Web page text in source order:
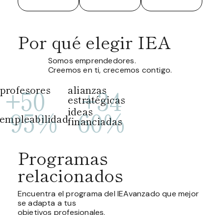
Por qué elegir IEA
Somos emprendedores.
Creemos en ti, crecemos contigo.
profesores
+50 alianzas
estratégicas
+34
empleabilidad
95% ideas
financiadas
60%
Programas
relacionados
Encuentra el programa del IEAvanzado que mejor
se adapta a tus
objetivos profesionales.